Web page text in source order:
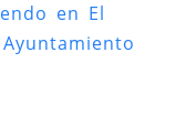
en El